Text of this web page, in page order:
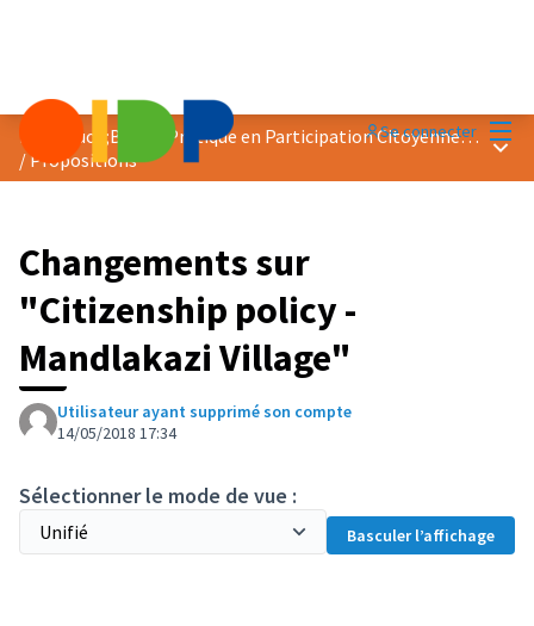
Se connecter
Prix &quot;Bonne Pratique en Participation Citoyenne&quot; 2018
/Propositions
Changements sur
"Citizenship policy -
Mandlakazi Village"
Utilisateur ayant supprimé son compte
14/05/2018 17:34
Sélectionner le mode de vue :
Basculer l’affichage